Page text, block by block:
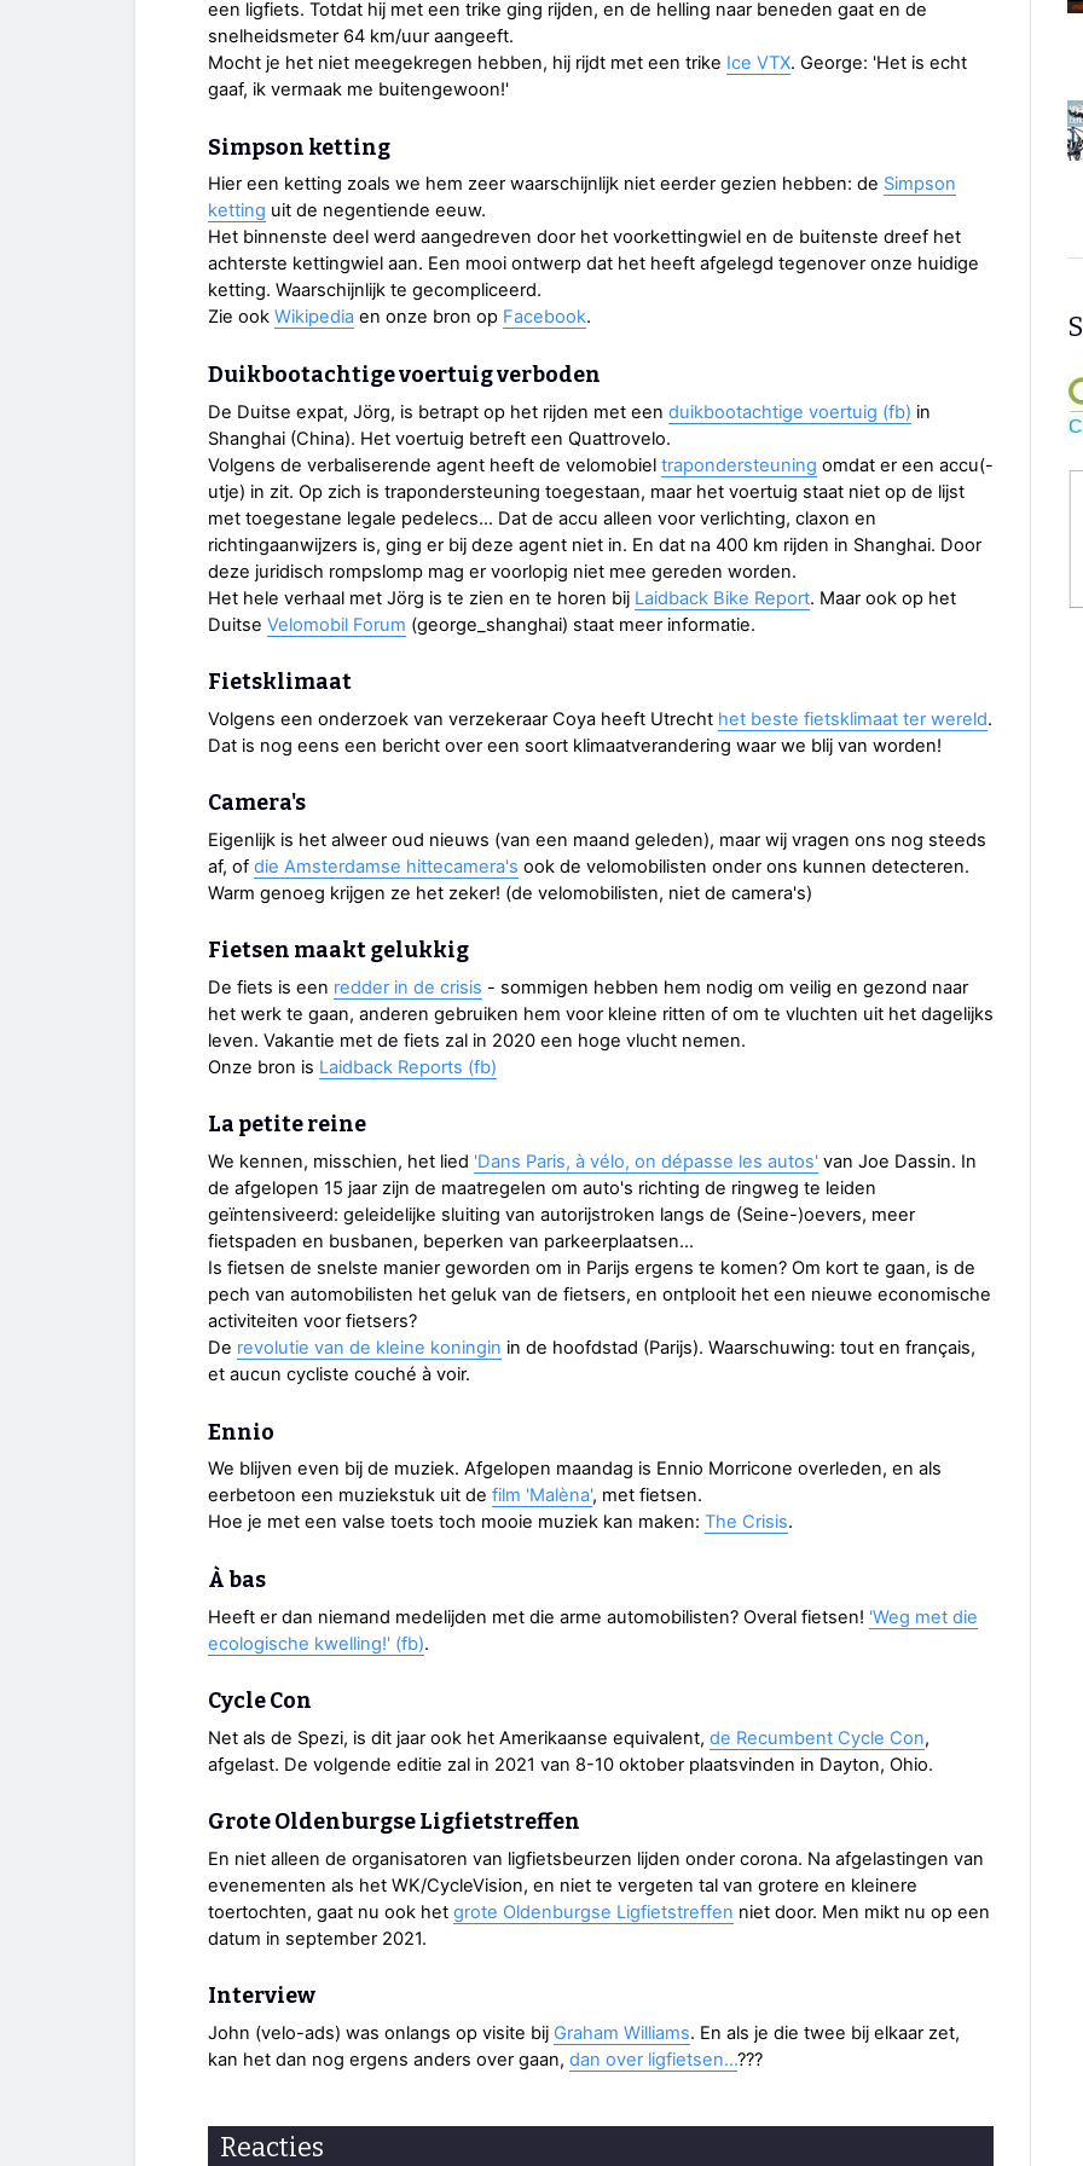
een ligfiets. Totdat hij met een trike ging rijden, en de helling naar beneden gaat en de
snelheidsmeter 64 km/uur aangeeft.
Mocht je het niet meegekregen hebben, hij rijdt met een trike Ice VTX. George: 'Het is echt
gaaf, ik vermaak me buitengewoon!'
Simpson ketting
Hier een ketting zoals we hem zeer waarschijnlijk niet eerder gezien hebben: de Simpson
ketting uit de negentiende eeuw.
Het binnenste deel werd aangedreven door het voorkettingwiel en de buitenste dreef het
achterste kettingwiel aan. Een mooi ontwerp dat het heeft afgelegd tegenover onze huidige
ketting. Waarschijnlijk te gecompliceerd.
Zie ook Wikipedia en onze bron op Facebook.
Duikbootachtige voertuig verboden
De Duitse expat, Jörg, is betrapt op het rijden met een duikbootachtige voertuig (fb) in
Shanghai (China). Het voertuig betreft een Quattrovelo.
Volgens de verbaliserende agent heeft de velomobiel trapondersteuning omdat er een accu(-
utje) in zit. Op zich is trapondersteuning toegestaan, maar het voertuig staat niet op de lijst
met toegestane legale pedelecs… Dat de accu alleen voor verlichting, claxon en
richtingaanwijzers is, ging er bij deze agent niet in. En dat na 400 km rijden in Shanghai. Door
deze juridisch rompslomp mag er voorlopig niet mee gereden worden.
Het hele verhaal met Jörg is te zien en te horen bij Laidback Bike Report. Maar ook op het
Duitse Velomobil Forum (george_shanghai) staat meer informatie.
Fietsklimaat
Volgens een onderzoek van verzekeraar Coya heeft Utrecht het beste fietsklimaat ter wereld.
Dat is nog eens een bericht over een soort klimaatverandering waar we blij van worden!
Camera's
Eigenlijk is het alweer oud nieuws (van een maand geleden), maar wij vragen ons nog steeds
af, of die Amsterdamse hittecamera's ook de velomobilisten onder ons kunnen detecteren.
Warm genoeg krijgen ze het zeker! (de velomobilisten, niet de camera's)
Fietsen maakt gelukkig
De fiets is een redder in de crisis - sommigen hebben hem nodig om veilig en gezond naar
het werk te gaan, anderen gebruiken hem voor kleine ritten of om te vluchten uit het dagelijks
leven. Vakantie met de fiets zal in 2020 een hoge vlucht nemen.
Onze bron is Laidback Reports (fb)
La petite reine
We kennen, misschien, het lied 'Dans Paris, à vélo, on dépasse les autos' van Joe Dassin. In
de afgelopen 15 jaar zijn de maatregelen om auto's richting de ringweg te leiden
geïntensiveerd: geleidelijke sluiting van autorijstroken langs de (Seine-)oevers, meer
fietspaden en busbanen, beperken van parkeerplaatsen…
Is fietsen de snelste manier geworden om in Parijs ergens te komen? Om kort te gaan, is de
pech van automobilisten het geluk van de fietsers, en ontplooit het een nieuwe economische
activiteiten voor fietsers?
De revolutie van de kleine koningin in de hoofdstad (Parijs). Waarschuwing: tout en français,
et aucun cycliste couché à voir.
Ennio
We blijven even bij de muziek. Afgelopen maandag is Ennio Morricone overleden, en als
eerbetoon een muziekstuk uit de film 'Malèna', met fietsen.
Hoe je met een valse toets toch mooie muziek kan maken: The Crisis.
À bas
Heeft er dan niemand medelijden met die arme automobilisten? Overal fietsen! 'Weg met die
ecologische kwelling!' (fb).
Cycle Con
Net als de Spezi, is dit jaar ook het Amerikaanse equivalent, de Recumbent Cycle Con,
afgelast. De volgende editie zal in 2021 van 8-10 oktober plaatsvinden in Dayton, Ohio.
Grote Oldenburgse Ligfietstreffen
En niet alleen de organisatoren van ligfietsbeurzen lijden onder corona. Na afgelastingen van
evenementen als het WK/CycleVision, en niet te vergeten tal van grotere en kleinere
toertochten, gaat nu ook het grote Oldenburgse Ligfietstreffen niet door. Men mikt nu op een
datum in september 2021.
Interview
John (velo-ads) was onlangs op visite bij Graham Williams. En als je die twee bij elkaar zet,
kan het dan nog ergens anders over gaan, dan over ligfietsen...???
Reacties